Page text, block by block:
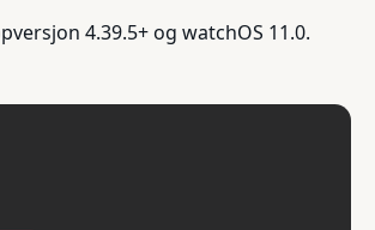
4.39.5+ og watchOS 11.0.